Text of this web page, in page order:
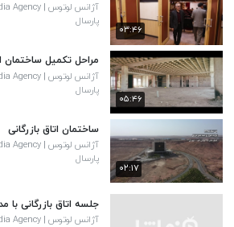
۰۳:۴۶
آژانس لوتوس | Lotus Media Agency
پارسال
۰۵:۴۶
مراحل تکمیل ساختمان
آژانس لوتوس | Lotus Media Agency
پارسال
۰۲:۱۷
ساختمان اتاق بازرگانی
آژانس لوتوس | Lotus Media Agency
پارسال
جلسه اتاق بازرگانی با
آژانس لوتوس | Lotus Media Agency